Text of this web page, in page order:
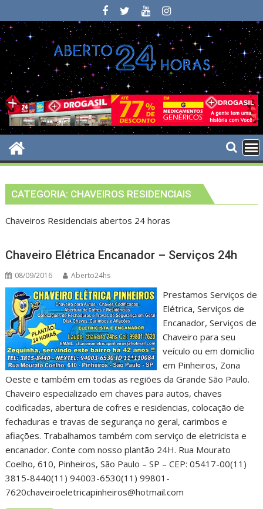
to
content
CATEGORIA: CHAVEIROS RESIDENCIAIS
Chaveiros Residenciais abertos 24 horas
Chaveiro Elétrica Encanador – Serviços 24h
08/09/2016 Aberto24hs
Prestamos Serviços de
Elétrica, Serviços de
Encanador, Serviços de
Chaveiro para seu
veículo ou em domicílio
em Pinheiros, Zona
Oeste e também em todas as regiões da Grande São Paulo.
Chaveiro especializado em chaves para autos, chaves
codificadas, abertura de cofres e residencias, colocação de
fechaduras e travas de segurança no geral, carimbos e
afiações. Trabalhamos também com serviço de eletricista e
encanador. Conte com nosso plantão 24H. Rua Mourato
Coelho, 610, Pinheiros, São Paulo – SP – CEP: 05417-00(11)
3815-8440(11) 94003-6530(11) 99801-
7620chaveiroeletricapinheiros@hotmail.com